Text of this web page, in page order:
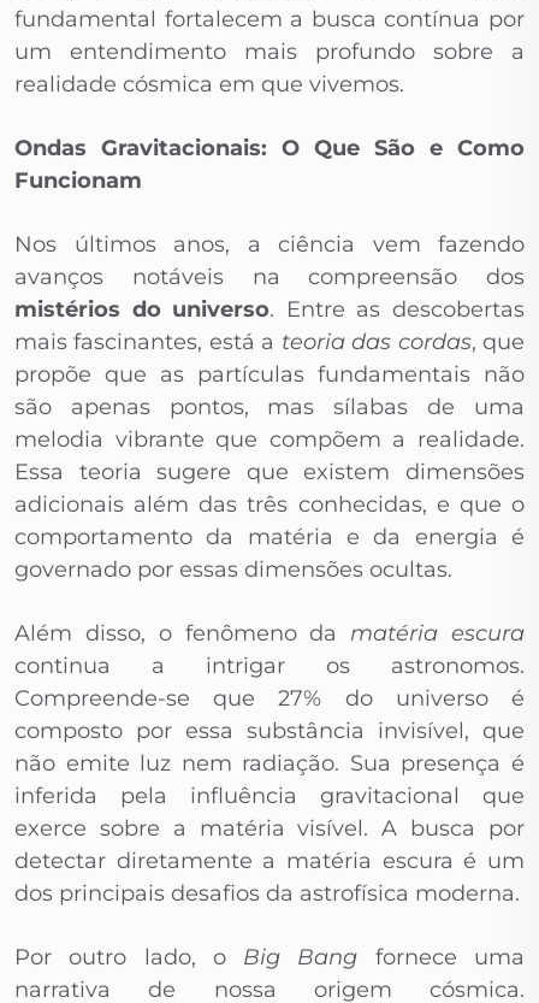
fundamental fortalecem a busca contínua por
um entendimento mais profundo sobre a
realidade cósmica em que vivemos.
Ondas Gravitacionais: O Que São e Como
Funcionam
Nos últimos anos, a ciência vem fazendo
avanços notáveis na compreensão dos
mistérios do universo. Entre as descobertas
mais fascinantes, está a teoria das cordas, que
propõe que as partículas fundamentais não
são apenas pontos, mas sílabas de uma
melodia vibrante que compõem a realidade.
Essa teoria sugere que existem dimensões
adicionais além das três conhecidas, e que o
comportamento da matéria e da energia é
governado por essas dimensões ocultas.
Além disso, o fenômeno da matéria escura
continua a intrigar os astronomos.
Compreende-se que 27% do universo é
composto por essa substância invisível, que
não emite luz nem radiação. Sua presença é
inferida pela influência gravitacional que
exerce sobre a matéria visível. A busca por
detectar diretamente a matéria escura é um
dos principais desafios da astrofísica moderna.
Por outro lado, o Big Bang fornece uma
narrativa de nossa origem cósmica.